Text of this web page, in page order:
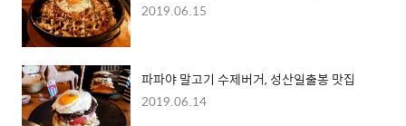
2019.06.15
파파야 말고기 수제버거, 성산일출봉 맛집
2019.06.14